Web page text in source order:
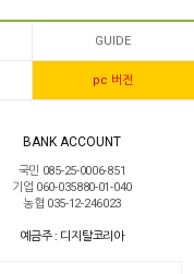
GUIDE
pc 버전
BANK ACCOUNT
국민 085-25-0006-851
기업 060-035880-01-040
농협 035-12-246023
예금주 : 디지탈코리아